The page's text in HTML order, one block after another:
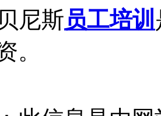
尼斯员工培训
。